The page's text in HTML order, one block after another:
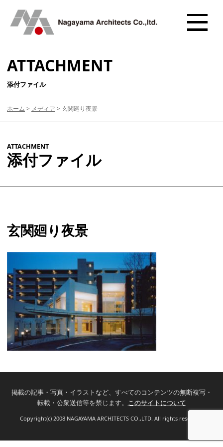
ATTACHMENT
添付ファイル
ホーム > メディア > 玄関廻り夜景
ATTACHMENT
添付ファイル
玄関廻り夜景
掲載の記事・写真・イラストなど、すべてのコンテンツの無断複写・
転載・公衆送信等を禁じます。 このサイトについて
Copyright(c) 2008 NAGAYAMA ARCHITECTS CO.,LTD. All rights reserved.